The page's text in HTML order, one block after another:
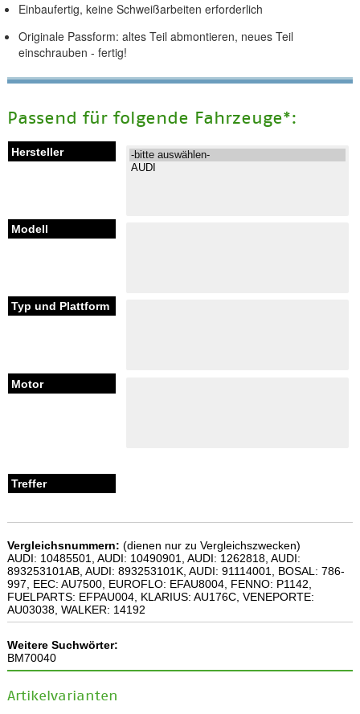
Einbaufertig, keine Schweißarbeiten erforderlich
Originale Passform: altes Teil abmontieren, neues Teil
einschrauben - fertig!
Passend für folgende Fahrzeuge*:
Vergleichsnummern: (dienen nur zu Vergleichszwecken)
AUDI: 10485501, AUDI: 10490901, AUDI: 1262818, AUDI:
893253101AB, AUDI: 893253101K, AUDI: 91114001, BOSAL: 786-
997, EEC: AU7500, EUROFLO: EFAU8004, FENNO: P1142,
FUELPARTS: EFPAU004, KLARIUS: AU176C, VENEPORTE:
AU03038, WALKER: 14192
Weitere Suchwörter:
BM70040
Artikelvarianten